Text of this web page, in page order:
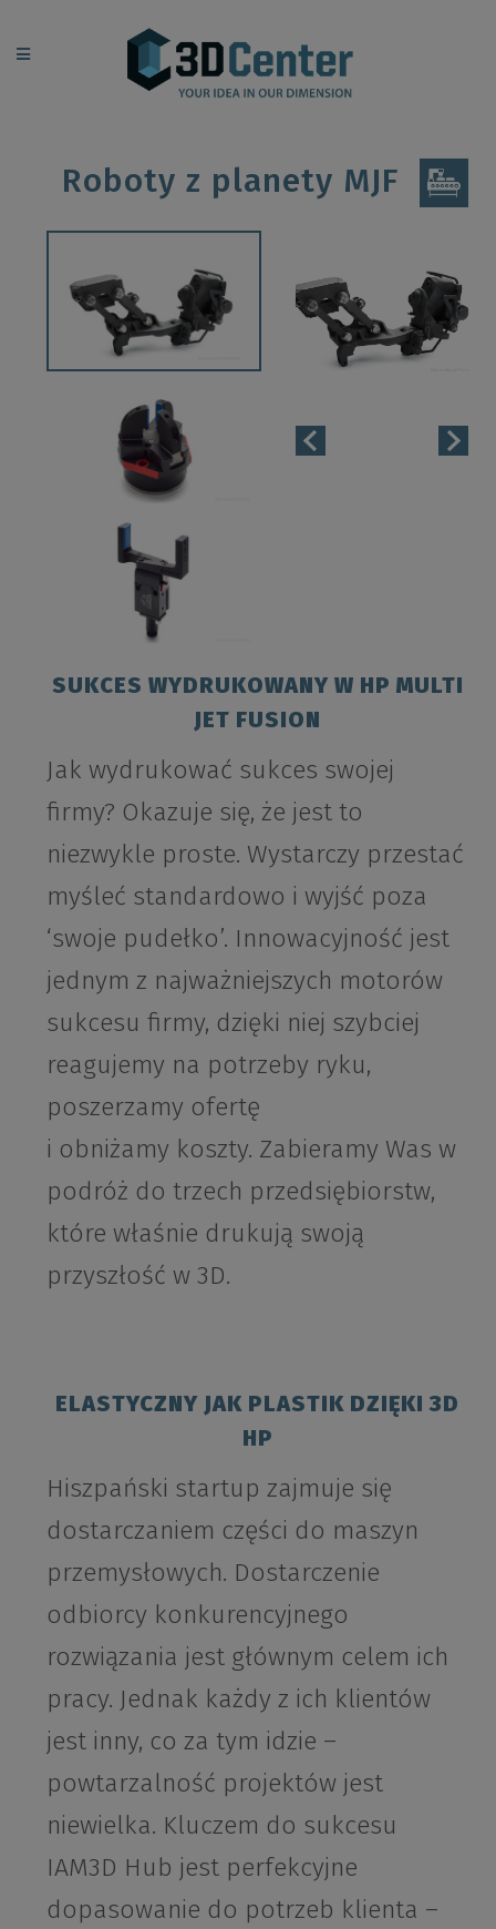
Roboty z planety MJF
SUKCES WYDRUKOWANY W HP MULTI
JET FUSION
Jak wydrukować sukces swojej
firmy? Okazuje się, że jest to
niezwykle proste. Wystarczy przestać
myśleć standardowo i wyjść poza
‘swoje pudełko’. Innowacyjność jest
jednym z najważniejszych motorów
sukcesu firmy, dzięki niej szybciej
reagujemy na potrzeby ryku,
poszerzamy ofertę
i obniżamy koszty. Zabieramy Was w
podróż do trzech przedsiębiorstw,
które właśnie drukują swoją
przyszłość w 3D.
ELASTYCZNY JAK PLASTIK DZIĘKI 3D
HP
Hiszpański startup zajmuje się
dostarczaniem części do maszyn
przemysłowych. Dostarczenie
odbiorcy konkurencyjnego
rozwiązania jest głównym celem ich
pracy. Jednak każdy z ich klientów
jest inny, co za tym idzie –
powtarzalność projektów jest
niewielka. Kluczem do sukcesu
IAM3D Hub jest perfekcyjne
dopasowanie do potrzeb klienta –